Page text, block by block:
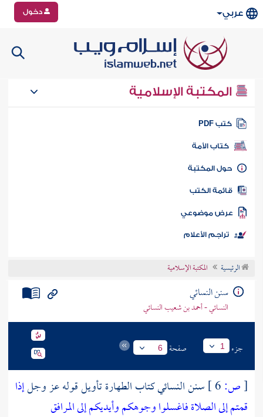
عربي دخول
المكتبة الإسلامية
كتب PDF
كتاب الأمة
المكتبة
الكتب
موضوعي
تراجم الأعلام
الرئيسية المكتبة الإسلامية
سنن النسائي
النسائي - أحمد بن شعيب النسائي
جزء 1 صفحة 6
[ص: سنن النسائي كتاب الطهارة تأويل قوله عز وجلإذا
قمتم إلى الصلاة فاغسلوا وجوهكم وأيديكم إلى المرافق